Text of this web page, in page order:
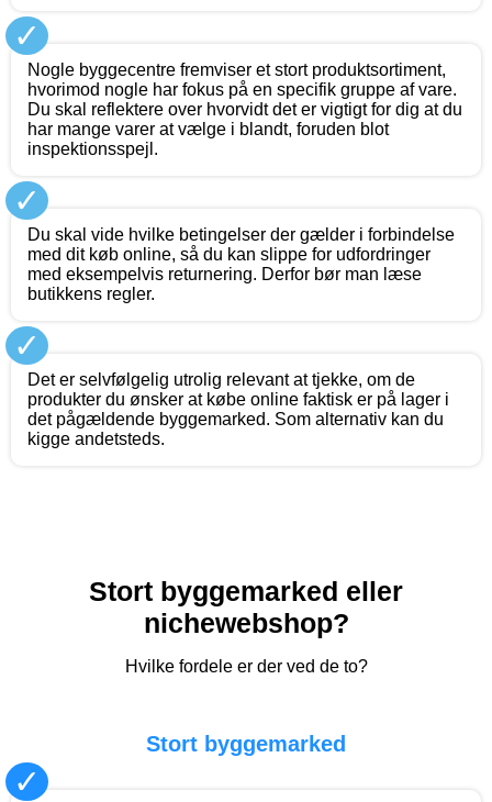
✓
Nogle byggecentre fremviser et stort produktsortiment,
hvorimod nogle har fokus på en specifik gruppe af vare.
Du skal reflektere over hvorvidt det er vigtigt for dig at du
har mange varer at vælge i blandt, foruden blot
inspektionsspejl.
✓
Du skal vide hvilke betingelser der gælder i forbindelse
med dit køb online, så du kan slippe for udfordringer
med eksempelvis returnering. Derfor bør man læse
butikkens regler.
✓
Det er selvfølgelig utrolig relevant at tjekke, om de
produkter du ønsker at købe online faktisk er på lager i
det pågældende byggemarked. Som alternativ kan du
kigge andetsteds.
Stort byggemarked eller
nichewebshop?
Hvilke fordele er der ved de to?
Stort byggemarked
✓